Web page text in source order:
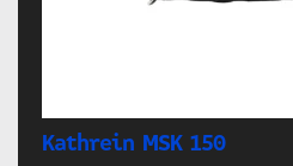
Kathrein MSK 150